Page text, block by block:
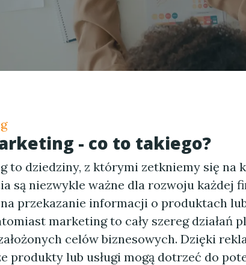
- co to takiego?
to dziedziny, z którymi zetkniemy się na
są niezwykle ważne dla rozwoju każdej
przekazanie informacji o produktach
marketing to cały szereg działań
celów biznesowych. Dzięki
produkty lub usługi mogą dotrzeć do